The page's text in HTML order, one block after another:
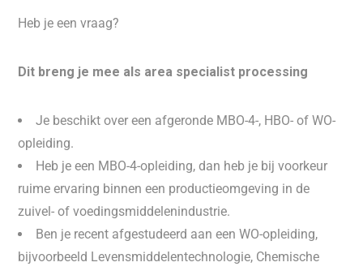
Heb je een vraag?
Dit breng je mee als area specialist processing
Je beschikt over een afgeronde MBO-4-, HBO- of WO-
opleiding.
Heb je een MBO-4-opleiding, dan heb je bij voorkeur
ruime ervaring binnen een productieomgeving in de
zuivel- of voedingsmiddelenindustrie.
Ben je recent afgestudeerd aan een WO-opleiding,
bijvoorbeeld Levensmiddelentechnologie, Chemische